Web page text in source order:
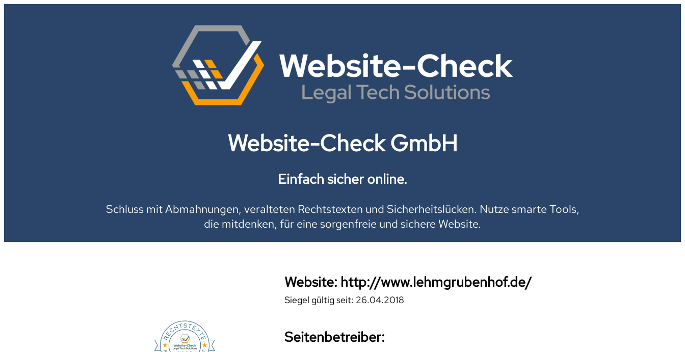
Website-Check GmbH
Einfach sicher online.
Schluss mit Abmahnungen, veralteten Rechtstexten und Sicherheitslücken. Nutze smarte Tools,
die mitdenken, für eine sorgenfreie und sichere Website.
Website: http://www.lehmgrubenhof.de/
Siegel gültig seit: 26.04.2018
Seitenbetreiber: